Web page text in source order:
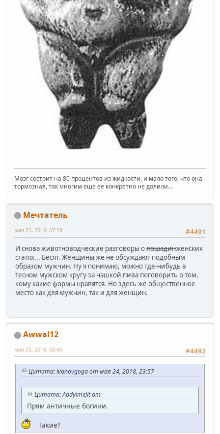
Мозг состоит на 80 процентов из жидкости, и мало того, что она
тормозная, так многим еще ее конкретно не долили...
Мечтатель
#4491
мая 25, 2018, 07:59
И снова животноводческие разговоры олошадинженских
статях... Бесят. Женщины же не обсуждают подобным
образом мужчин. Ну я понимаю, можно где-нибудь в
тесном мужском кругу за чашкой пива поговорить о том,
кому какие формы нравятся. Но здесь же общественное
место как для мужчин, так и для женщин.
Awwal12
#4492
мая 25, 2018, 08:45
Цитата: ivanovgoga от мая 24, 2018, 23:57
Цитата: Abdylmejit от
Прям античные богини.
Такие?